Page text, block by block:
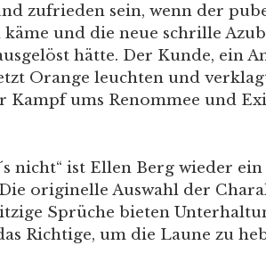
zufrieden sein, wenn der
käme und die neue schrille
hätte. Der Kunde, ein
Orange leuchten und
Kampf ums Renommee und
nicht“ ist Ellen Berg wieder
originelle Auswahl der
Sprüche bieten
Richtige, um die Laune zu